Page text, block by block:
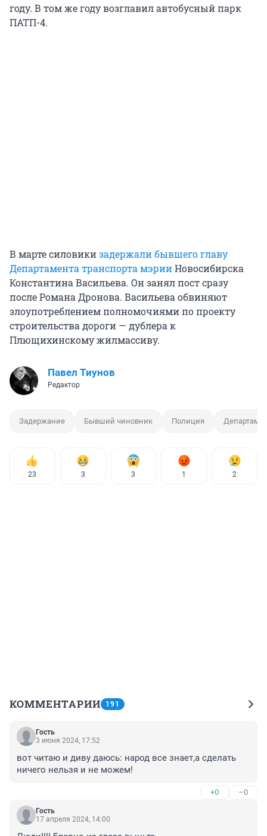
году. В том же году возглавил автобусный парк
ПАТП-4.
В марте силовикизадержали бывшего главу
Департамента транспорта мэрииНовосибирска
Константина Васильева. Он занял пост сразу
после Романа Дронова. Васильева обвиняют
злоупотреблением полномочиями по проекту
строительства дороги — дублера к
Плющихинскому жилмассиву.
Павел Тиунов
Редактор
Задержание Бывший чиновник Полиция
23 3 3 1 2
КОММЕНТАРИИ 191
Гость
3 июня 2024, 17:52
вот читаю и диву даюсь: народ все знает,а сделать
ничего нельзя и не можем!
+0 –0
Гость
17 апреля 2024, 14:00